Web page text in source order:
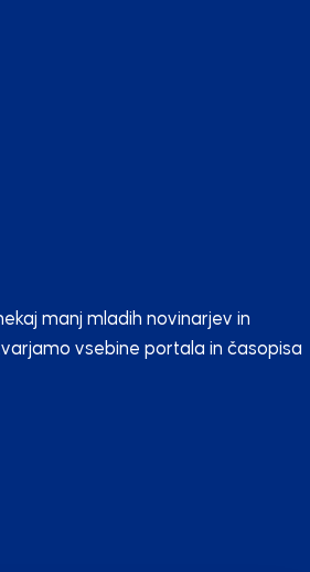
manj mladih novinarjev in
vsebine portala in časopisa